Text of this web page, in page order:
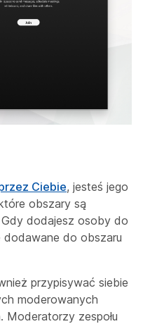
Ciebie, jesteś jego
obszary są
dodajesz osoby do
dodawane do obszaru
przypisywać siebie
moderowanych
Moderatorzy zespołu